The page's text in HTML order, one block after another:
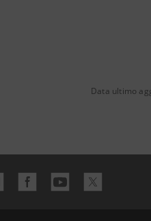
Data ultimo